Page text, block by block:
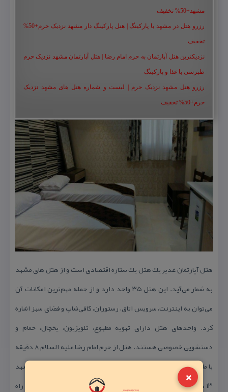
×
مشهد+50% تخفیف
رزرو هتل در مشهد با پارکینگ | هتل پارکینگ دار مشهد نزدیک حرم+50%
تخفیف
نزدیکترین هتل آپارتمان به حرم امام رضا | هتل آپارتمان مشهد نزدیک حرم
طبرسی با غذا و پارکینگ
رزرو هتل مشهد نزدیک حرم | لیست و شماره هتل های مشهد نزدیک
حرم+50% تخفیف
هتل آپارتمان غدیر یك هتل یك ستاره اقتصادی است و از هتل های مشهد
به شمار می‌آید. این هتل ۳۵ واحد دارد و از جمله مهم‌ترین امكانات آن
می‌توان به اینترنت، سرویس اتاق، رستوران، كافی‌شاپ و فضای سبز اشاره
كرد. واحدهای هتل دارای تهویه مطبوع، تلویزیون، یخچال، حمام و
دستشویی خصوصی هستند. هتل از حرم امام رضا علیه السلام ۸ دقیقه
با ماشین، از فرودگاه مشهد ۲۱ دقیقه با ماشین، از پایانه مسافربری مشهد
۱۳ دقیقه با ماشین، از بازار رضا مشهد ۱۴ دقیقه با ماشین، از ایستگاه راه